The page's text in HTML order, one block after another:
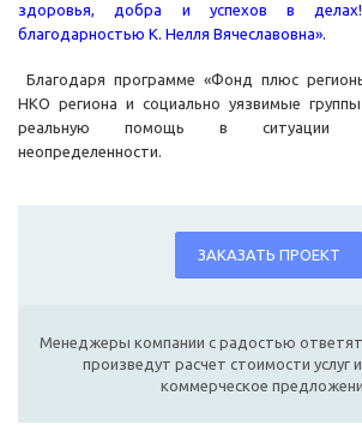
здоровья, добра и успехов в
благодарностью К. Нелля Вячеславовна».
Благодаря программе «Фонд плюс
НКО региона и социально уязвимые группы
реальную помощь в ситуации
неопределенности.
ЗАКАЗАТЬ ПРОЕКТ
Менеджеры компании с радостью
произведут расчет стоимости услуг
коммерческое